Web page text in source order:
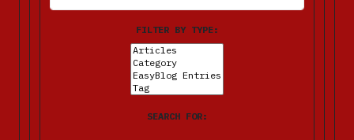
FILTER BY TYPE:
SEARCH FOR: